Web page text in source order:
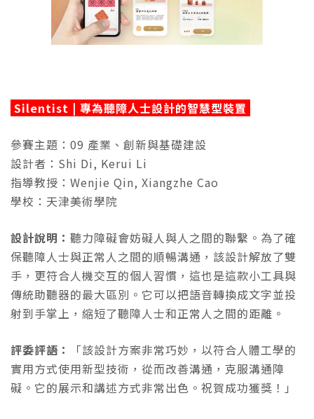
Silentist | 專為聽障人士設計的智慧型裝置
參賽主題：09 產業、創新與基礎建設
設計者：Shi Di, Kerui Li
指導教授：Wenjie Qin, Xiangzhe Cao
學校：天津美術學院
設計說明： 聽力障礙會妨礙人與人之間的聯繫。為了確
保聽障人士與正常人之間的順暢溝通，該設計解放了雙
手，更符合人機交互的個人習慣，這也是這款小工具與
傳統助聽器的最大區別。它可以把語音轉換成文字並投
射到手掌上，縮短了聽障人士和正常人之間的距離。
評委評語：
「該設計方案非常巧妙，以符合人體工學的
實用方式使用新型技術，從而改善溝通，克服溝通障
礙。它的展示和講述方式非常出色。祝賀成功獲獎！」